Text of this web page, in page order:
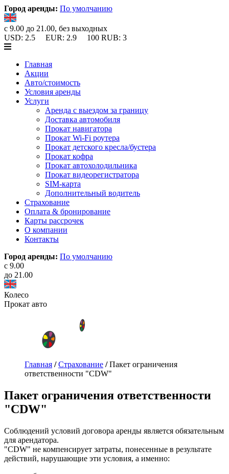
Город аренды: По умолчанию
с 9.00 до 21.00, без выходных
USD: 2.5 EUR: 2.9 100 RUB: 3
Главная
Акции
Авто/стоимость
Условия аренды
Услуги
Аренда с выездом за границу
Доставка автомобиля
Прокат навигатора
Прокат Wi-Fi роутера
Прокат детского кресла/бустера
Прокат кофра
Прокат автохолодильника
Прокат видеорегистратора
SIM-карта
Дополнительный водитель
Страхование
Оплата & бронирование
Карты рассрочек
О компании
Контакты
Город аренды: По умолчанию
с 9.00
до 21.00
Колесо
Прокат авто
Главная / Страхование /Пакет ограничения
ответственности "CDW"
Пакет ограничения ответственности
"CDW"
Соблюдений условий договора аренды является обязательным
для арендатора.
"CDW" не компенсирует затраты, понесенные в результате
действий, нарушающие эти условия, а именно: